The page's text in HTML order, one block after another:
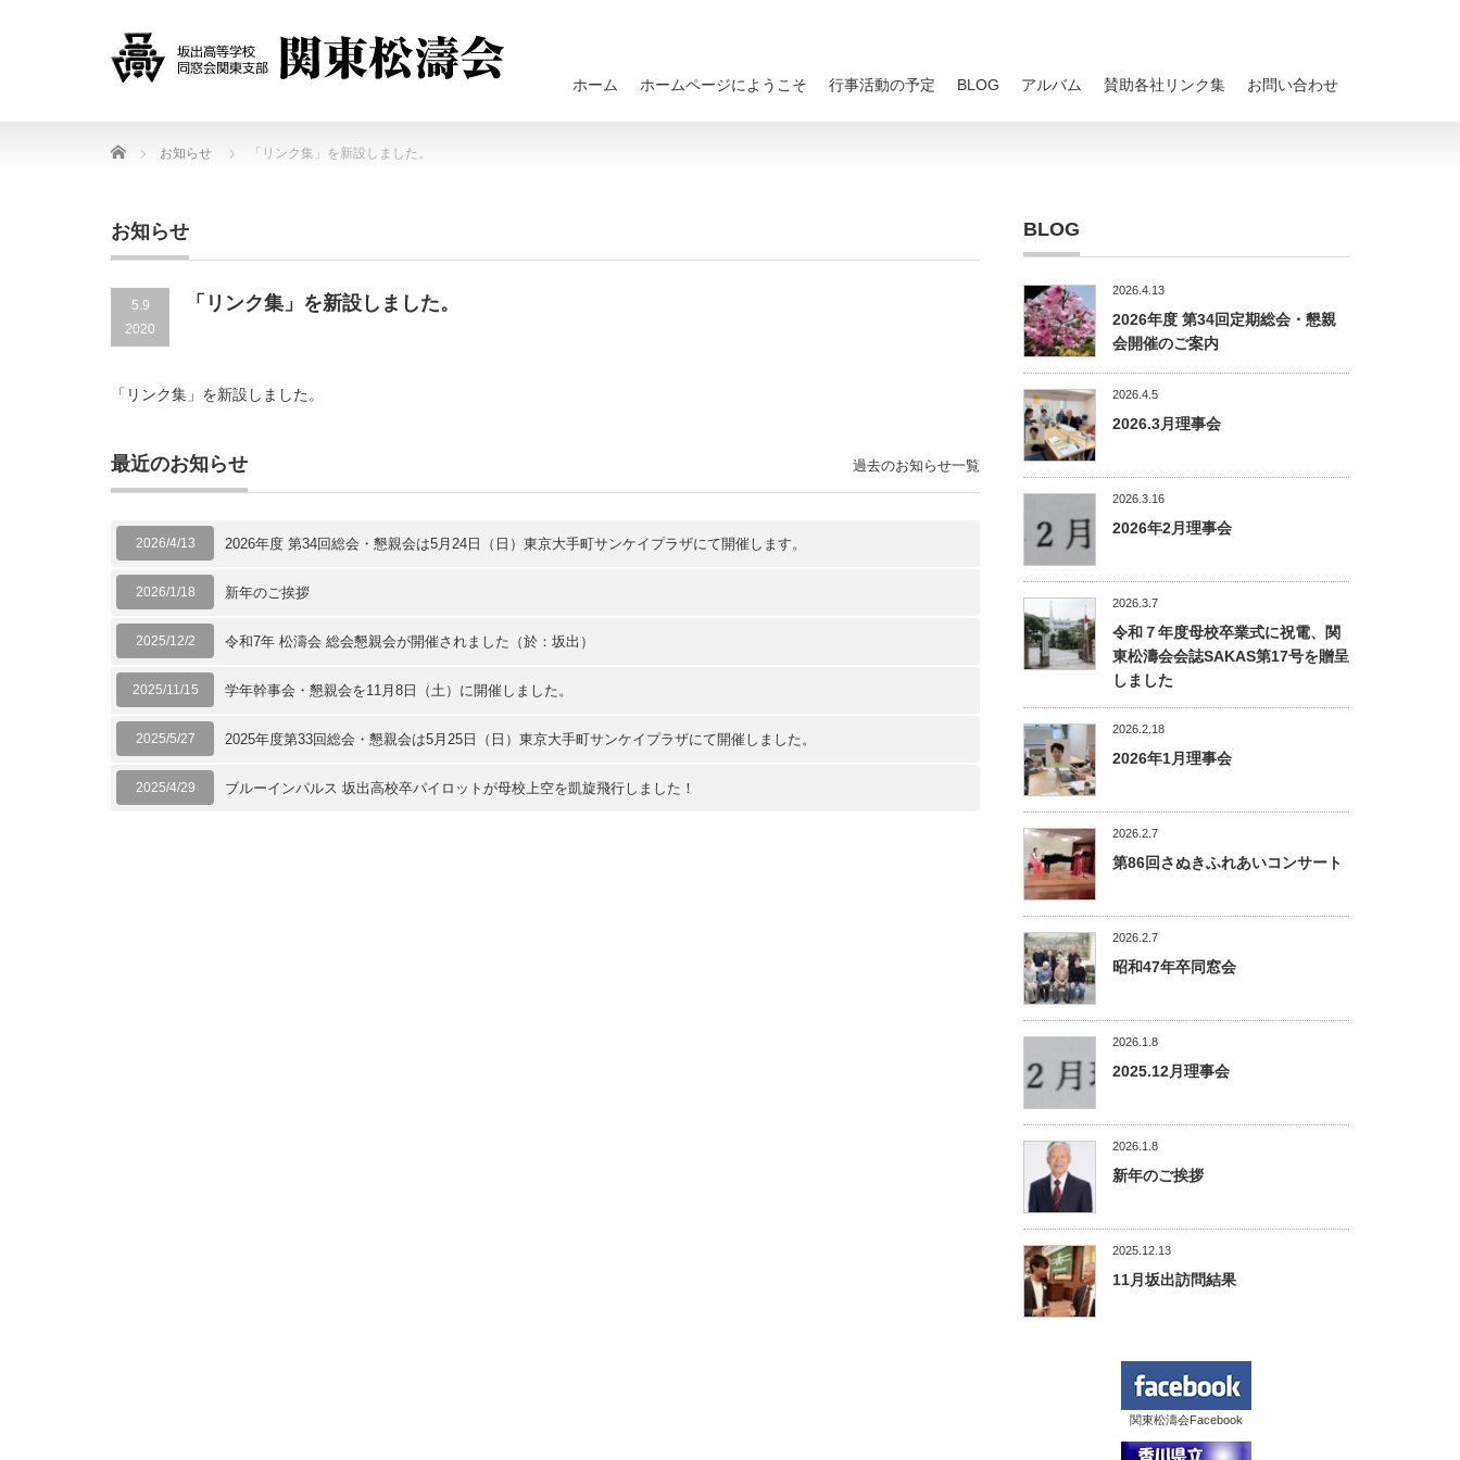
ホーム ホームページにようこそ 行事活動の予定 BLOG アルバム 賛助各社リンク集 お問い合わせ
Home お知らせ 「リンク集」を新設しました。
お知らせ
5.9
2020
「リンク集」を新設しました。
「リンク集」を新設しました。
最近のお知らせ
2026/4/13 2026年度 第34回総会・懇親会は5月24日（日）東京大手町サンケイプラザにて開催します。
2026/1/18 新年のご挨拶
2025/12/2 令和7年 松濤会 総会懇親会が開催されました（於：坂出）
2025/11/15 学年幹事会・懇親会を11月8日（土）に開催しました。
2025/5/27 2025年度第33回総会・懇親会は5月25日（日）東京大手町サンケイプラザにて開催しました。
2025/4/29 ブルーインパルス 坂出高校卒パイロットが母校上空を凱旋飛行しました！
過去のお知らせ一覧
BLOG
2026.4.13
2026年度 第34回定期総会・懇親
会開催のご案内
2026.4.5
2026.3月理事会
2026.3.16
2026年2月理事会
2026.3.7
令和７年度母校卒業式に祝電、関
東松濤会会誌SAKAS第17号を贈呈
しました
2026.2.18
2026年1月理事会
2026.2.7
第86回さぬきふれあいコンサート
2026.2.7
昭和47年卒同窓会
2026.1.8
2025.12月理事会
2026.1.8
新年のご挨拶
2025.12.13
11月坂出訪問結果
関東松濤会Facebook